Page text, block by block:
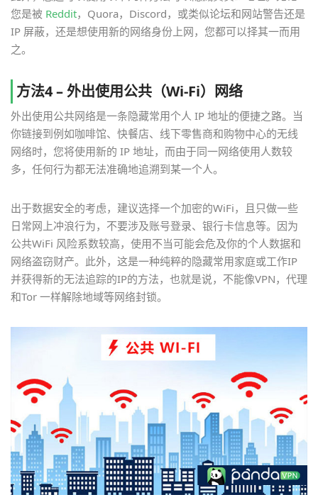
您是被 Reddit，Quora，Discord，或类似论坛和网站警告还是
IP 屏蔽，还是想使用新的网络身份上网，您都可以择其一而用
之。
方法4 – 外出使用公共（Wi-Fi）网络
外出使用公共网络是一条隐藏常用个人 IP 地址的便捷之路。当
你链接到例如咖啡馆、快餐店、线下零售商和购物中心的无线
网络时，您将使用新的 IP 地址，而由于同一网络使用人数较
多，任何行为都无法准确地追溯到某一个人。
出于数据安全的考虑，建议选择一个加密的WiFi，且只做一些
日常网上冲浪行为，不要涉及账号登录、银行卡信息等。因为
公共WiFi 风险系数较高，使用不当可能会危及你的个人数据和
网络盗窃财产。此外，这是一种纯粹的隐藏常用家庭或工作IP
并获得新的无法追踪的IP的方法，也就是说，不能像VPN，代理
和Tor 一样解除地域等网络封锁。